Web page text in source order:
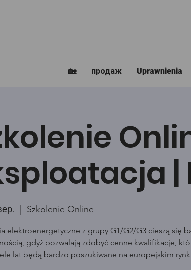
🏡 продаж Uprawnienia
|
  |
Szkolenie Online
elektroenergetyczne z grupy G1/G2/G3 cieszą się
gdyż pozwalają zdobyć cenne kwalifikacje,
lat będą bardzo poszukiwane na europejskim